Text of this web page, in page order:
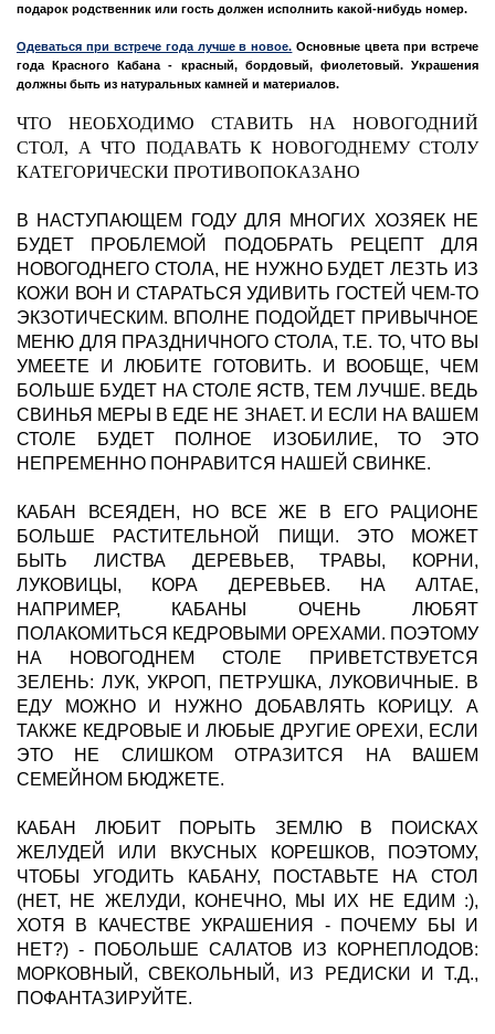
подарок родственник или гость должен исполнить какой-нибудь номер.
Одеваться при встрече года лучше в новое. Основные цвета при встрече
года Красного Кабана - красный, бордовый, фиолетовый. Украшения
должны быть из натуральных камней и материалов.
ЧТО НЕОБХОДИМО СТАВИТЬ НА НОВОГОДНИЙ
СТОЛ, А ЧТО ПОДАВАТЬ К НОВОГОДНЕМУ СТОЛУ
КАТЕГОРИЧЕСКИ ПРОТИВОПОКАЗАНО
В НАСТУПАЮЩЕМ ГОДУ ДЛЯ МНОГИХ ХОЗЯЕК НЕ
БУДЕТ ПРОБЛЕМОЙ ПОДОБРАТЬ РЕЦЕПТ ДЛЯ
НОВОГОДНЕГО СТОЛА, НЕ НУЖНО БУДЕТ ЛЕЗТЬ ИЗ
КОЖИ ВОН И СТАРАТЬСЯ УДИВИТЬ ГОСТЕЙ ЧЕМ-ТО
ЭКЗОТИЧЕСКИМ. ВПОЛНЕ ПОДОЙДЕТ ПРИВЫЧНОЕ
МЕНЮ ДЛЯ ПРАЗДНИЧНОГО СТОЛА, Т.Е. ТО, ЧТО ВЫ
УМЕЕТЕ И ЛЮБИТЕ ГОТОВИТЬ. И ВООБЩЕ, ЧЕМ
БОЛЬШЕ БУДЕТ НА СТОЛЕ ЯСТВ, ТЕМ ЛУЧШЕ. ВЕДЬ
СВИНЬЯ МЕРЫ В ЕДЕ НЕ ЗНАЕТ. И ЕСЛИ НА ВАШЕМ
СТОЛЕ БУДЕТ ПОЛНОЕ ИЗОБИЛИЕ, ТО ЭТО
НЕПРЕМЕННО ПОНРАВИТСЯ НАШЕЙ СВИНКЕ.
КАБАН ВСЕЯДЕН, НО ВСЕ ЖЕ В ЕГО РАЦИОНЕ
БОЛЬШЕ РАСТИТЕЛЬНОЙ ПИЩИ. ЭТО МОЖЕТ
БЫТЬ ЛИСТВА ДЕРЕВЬЕВ, ТРАВЫ, КОРНИ,
ЛУКОВИЦЫ, КОРА ДЕРЕВЬЕВ. НА АЛТАЕ,
НАПРИМЕР, КАБАНЫ ОЧЕНЬ ЛЮБЯТ
ПОЛАКОМИТЬСЯ КЕДРОВЫМИ ОРЕХАМИ. ПОЭТОМУ
НА НОВОГОДНЕМ СТОЛЕ ПРИВЕТСТВУЕТСЯ
ЗЕЛЕНЬ: ЛУК, УКРОП, ПЕТРУШКА, ЛУКОВИЧНЫЕ. В
ЕДУ МОЖНО И НУЖНО ДОБАВЛЯТЬ КОРИЦУ. А
ТАКЖЕ КЕДРОВЫЕ И ЛЮБЫЕ ДРУГИЕ ОРЕХИ, ЕСЛИ
ЭТО НЕ СЛИШКОМ ОТРАЗИТСЯ НА ВАШЕМ
СЕМЕЙНОМ БЮДЖЕТЕ.
КАБАН ЛЮБИТ ПОРЫТЬ ЗЕМЛЮ В ПОИСКАХ
ЖЕЛУДЕЙ ИЛИ ВКУСНЫХ КОРЕШКОВ, ПОЭТОМУ,
ЧТОБЫ УГОДИТЬ КАБАНУ, ПОСТАВЬТЕ НА СТОЛ
(НЕТ, НЕ ЖЕЛУДИ, КОНЕЧНО, МЫ ИХ НЕ ЕДИМ :),
ХОТЯ В КАЧЕСТВЕ УКРАШЕНИЯ - ПОЧЕМУ БЫ И
НЕТ?) - ПОБОЛЬШЕ САЛАТОВ ИЗ КОРНЕПЛОДОВ:
МОРКОВНЫЙ, СВЕКОЛЬНЫЙ, ИЗ РЕДИСКИ И Т.Д.,
ПОФАНТАЗИРУЙТЕ.